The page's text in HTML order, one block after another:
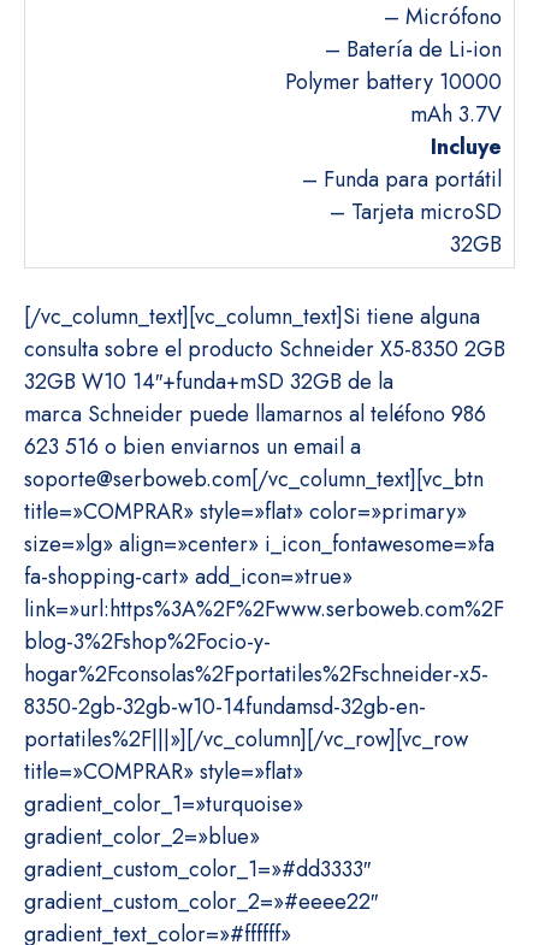
– Micrófono
– Batería de Li-ion
Polymer battery 10000
mAh 3.7V
Incluye
– Funda para portátil
– Tarjeta microSD
32GB
[/vc_column_text][vc_column_text]Si tiene alguna
consulta sobre el producto Schneider X5-8350 2GB
32GB W10 14″+funda+mSD 32GB de la
marca Schneider puede llamarnos al teléfono 986
623 516 o bien enviarnos un email a
soporte@serboweb.com[/vc_column_text][vc_btn
title=»COMPRAR» style=»flat» color=»primary»
size=»lg» align=»center» i_icon_fontawesome=»fa
fa-shopping-cart» add_icon=»true»
link=»url:https%3A%2F%2Fwww.serboweb.com%2F
blog-3%2Fshop%2Focio-y-
hogar%2Fconsolas%2Fportatiles%2Fschneider-x5-
8350-2gb-32gb-w10-14fundamsd-32gb-en-
portatiles%2F|||»][/vc_column][/vc_row][vc_row
title=»COMPRAR» style=»flat»
gradient_color_1=»turquoise»
gradient_color_2=»blue»
gradient_custom_color_1=»#dd3333″
gradient_custom_color_2=»#eeee22″
gradient_text_color=»#ffffff»